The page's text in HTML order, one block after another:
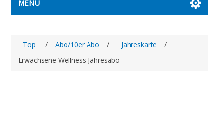
MENU
Top / Abo/10er Abo / Jahreskarte
/
Erwachsene Wellness Jahresabo